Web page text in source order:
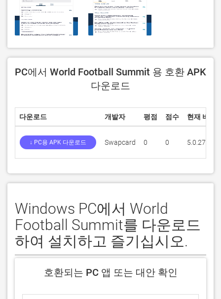
PC에서 World Football Summit 용 호환 APK
다운로드
다운로드 개발자 평점 점수 현재 버전
↓ PC용 APK 다운로드 Swapcard 0 0 5.0.27
Windows PC에서 World
Football Summit를 다운로드
하여 설치하고 즐기십시오.
호환되는 PC 앱 또는 대안 확인